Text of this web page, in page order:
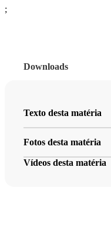
;
Downloads
Texto desta matéria
Fotos desta matéria
Vídeos desta matéria